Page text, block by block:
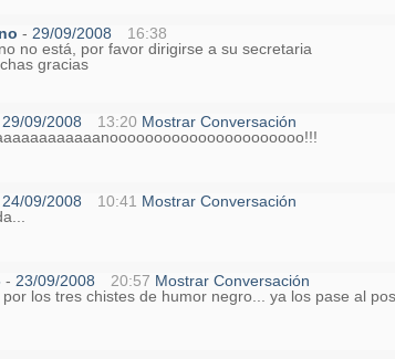
- 29/09/2008
16:38
no está, por favor dirigirse a su secretaria
gracias
29/09/2008 13:20 Mostrar Conversación
24/09/2008 10:41 Mostrar Conversación
- 23/09/2008 20:57 Mostrar Conversación
los tres chistes de humor negro... ya los pase al